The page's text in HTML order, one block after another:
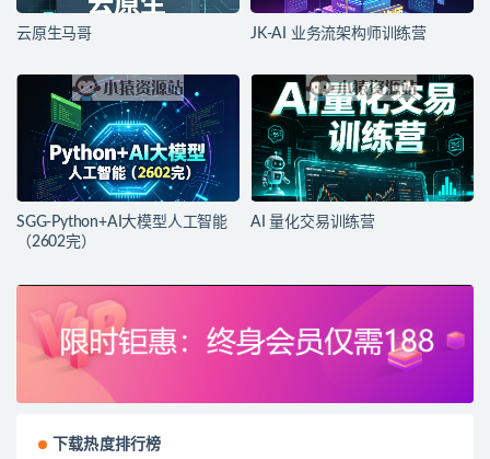
云原生马哥 JK-AI 业务流架构师训练营
SGG-Python+AI大模型人工智能
（2602完）
AI 量化交易训练营
下载热度排行榜